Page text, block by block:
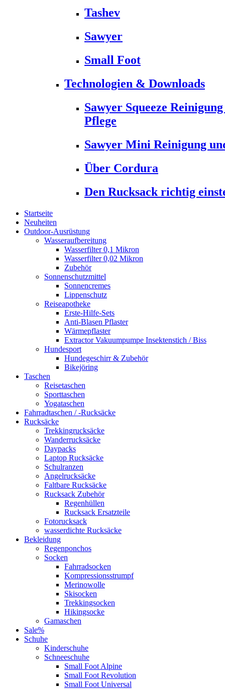
Tashev
Sawyer
Small Foot
Technologien & Downloads
Sawyer Squeeze
Pflege
Sawyer Mini Reinigung
Über Cordura
Den Rucksack richtig
Startseite
Neuheiten
Outdoor-Ausrüstung
Wasseraufbereitung
Wasserfilter 0,1 Mikron
Wasserfilter 0,02 Mikron
Zubehör
Sonnenschutzmittel
Sonnencremes
Lippenschutz
Reiseapotheke
Erste-Hilfe-Sets
Anti-Blasen Pflaster
Wärmepflaster
Extractor Vakuumpumpe Insektenstich / Biss
Hundesport
Hundegeschirr & Zubehör
Bikejöring
Taschen
Reisetaschen
Sporttaschen
Yogataschen
Fahrradtaschen / -Rucksäcke
Rucksäcke
Trekkingrucksäcke
Wanderrucksäcke
Daypacks
Laptop Rucksäcke
Schulranzen
Angelrucksäcke
Faltbare Rucksäcke
Rucksack Zubehör
Regenhüllen
Rucksack Ersatzteile
Fotorucksack
wasserdichte Rucksäcke
Bekleidung
Regenponchos
Socken
Fahrradsocken
Kompressionsstrumpf
Merinowolle
Skisocken
Trekkingsocken
Hikingsocke
Gamaschen
Sale%
Schuhe
Kinderschuhe
Schneeschuhe
Small Foot Alpine
Small Foot Revolution
Small Foot Universal